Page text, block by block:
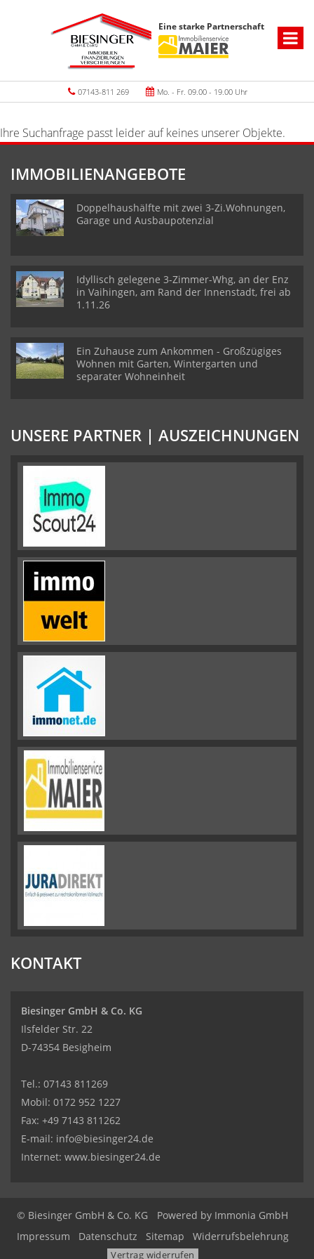
Eine starke Partnerschaft
07143-811 269 Mo. - Fr. 09.00 - 19.00 Uhr
Ihre Suchanfrage passt leider auf keines unserer Objekte.
IMMOBILIENANGEBOTE
Doppelhaushälfte mit zwei 3-Zi.Wohnungen,
Garage und Ausbaupotenzial
Idyllisch gelegene 3-Zimmer-Whg, an der Enz
in Vaihingen, am Rand der Innenstadt, frei ab
1.11.26
Ein Zuhause zum Ankommen - Großzügiges
Wohnen mit Garten, Wintergarten und
separater Wohneinheit
UNSERE PARTNER | AUSZEICHNUNGEN
KONTAKT
Biesinger GmbH & Co. KG
Ilsfelder Str. 22
D-74354 Besigheim
Tel.: 07143 811269
Mobil: 0172 952 1227
Fax: +49 7143 811262
E-mail: info@biesinger24.de
Internet: www.biesinger24.de
© Biesinger GmbH & Co. KG Powered by Immonia GmbH
Impressum
Datenschutz Sitemap Widerrufsbelehrung
Vertrag widerrufen